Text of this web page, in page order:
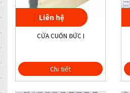
Liên hệ
CỬA CUỐN ĐỨC I
Chi tiết